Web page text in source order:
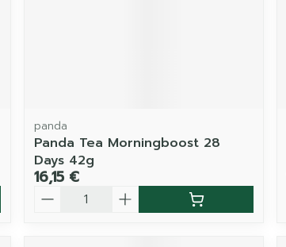
panda
Panda Tea Morningboost 28
Days 42g
16,15 €
Quantité